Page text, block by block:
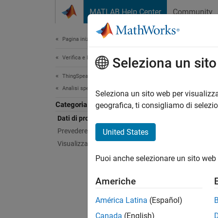
MATLAB Help Center Community
Pagina iniziale della documentazione
Verifica e Misurazione
ThingSpeak
Analisi specializzata con MATLAB
Categoria
Dati di processo
Prevedere con i dati
Visualizza i dati
È
Seleziona un
Seleziona un sito web per
geografica, ti consigliamo di
United States
Puoi anche selezionare un sito
Americhe
América Latina (Español)
Canada (English)